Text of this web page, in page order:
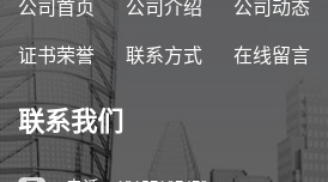
公司首页 公司介绍 公司动态
证书荣誉 联系方式 在线留言
联系我们